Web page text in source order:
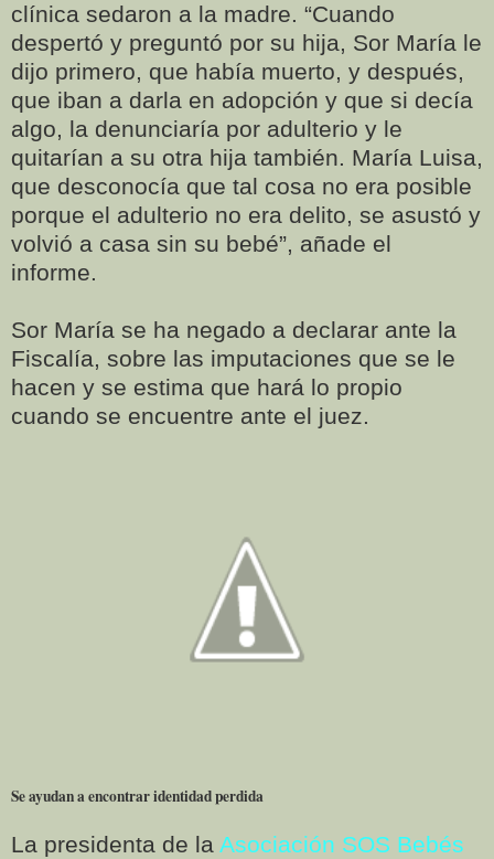
clínica sedaron a la madre. “Cuando
despertó y preguntó por su hija, Sor María le
dijo primero, que había muerto, y después,
que iban a darla en adopción y que si decía
algo, la denunciaría por adulterio y le
quitarían a su otra hija también. María Luisa,
que desconocía que tal cosa no era posible
porque el adulterio no era delito, se asustó y
volvió a casa sin su bebé”, añade el
informe.
Sor María se ha negado a declarar ante la
Fiscalía, sobre las imputaciones que se le
hacen y se estima que hará lo propio
cuando se encuentre ante el juez.
Se ayudan a encontrar identidad perdida
La presidenta de la Asociación SOS Bebés